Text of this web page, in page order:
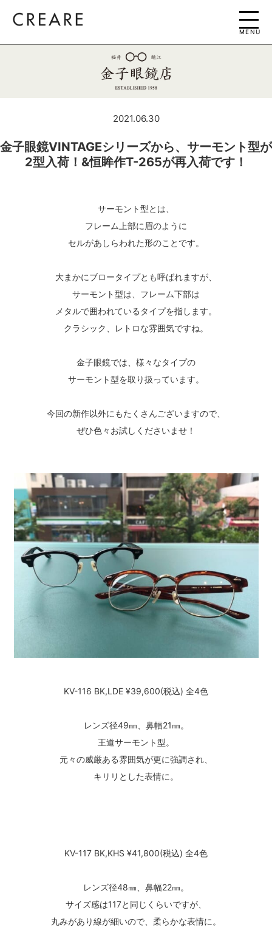
MENU
2021.06.30
金子眼鏡VINTAGEシリーズから、サーモント型が
2型入荷！&恒眸作T-265が再入荷です！
サーモント型とは、
フレーム上部に眉のように
セルがあしらわれた形のことです。
大まかにブロータイプとも呼ばれますが、
サーモント型は、フレーム下部は
メタルで囲われているタイプを指します。
クラシック、レトロな雰囲気ですね。
金子眼鏡では、様々なタイプの
サーモント型を取り扱っています。
今回の新作以外にもたくさんございますので、
ぜひ色々お試しくださいませ！
KV-116 BK,LDE ¥39,600(税込) 全4色
レンズ径49㎜、鼻幅21㎜。
王道サーモント型。
元々の威厳ある雰囲気が更に強調され、
キリリとした表情に。
KV-117 BK,KHS ¥41,800(税込) 全4色
レンズ径48㎜、鼻幅22㎜。
サイズ感は117と同じくらいですが、
丸みがあり線が細いので、柔らかな表情に。